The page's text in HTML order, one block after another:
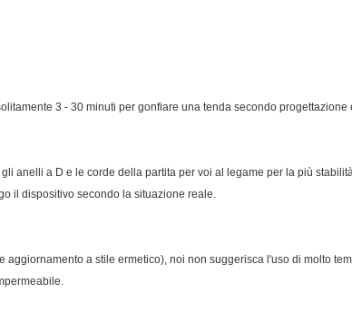
3 - 30 minuti per gonfiare una tenda secondo progettazione
anelli a D e le corde della partita per voi al legame per la più
il dispositivo secondo la situazione reale.
a stile ermetico), noi non suggerisca l'uso di molto